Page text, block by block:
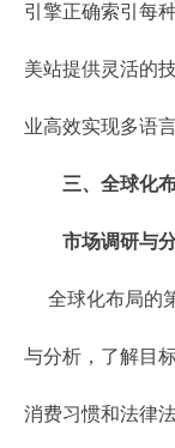
引擎正确索引每
美站提供灵活的
业高效实现多语
三、全球化
市场调研与
全球化布局的
与分析，了解目
消费习惯和法律